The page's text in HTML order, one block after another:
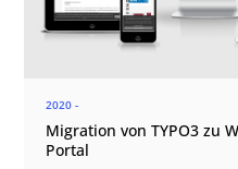
2020 -
Migration von TYPO3 zu
Portal